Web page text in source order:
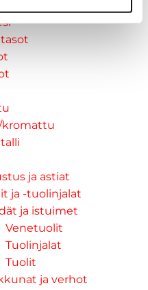
kromattu
ja astiat
ja -tuolinjalat
ja istuimet
Venetuolit
Tuolinjalat
Tuolit
ja verhot